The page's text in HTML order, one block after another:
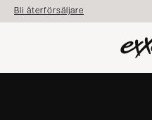
Bli återförsäljare